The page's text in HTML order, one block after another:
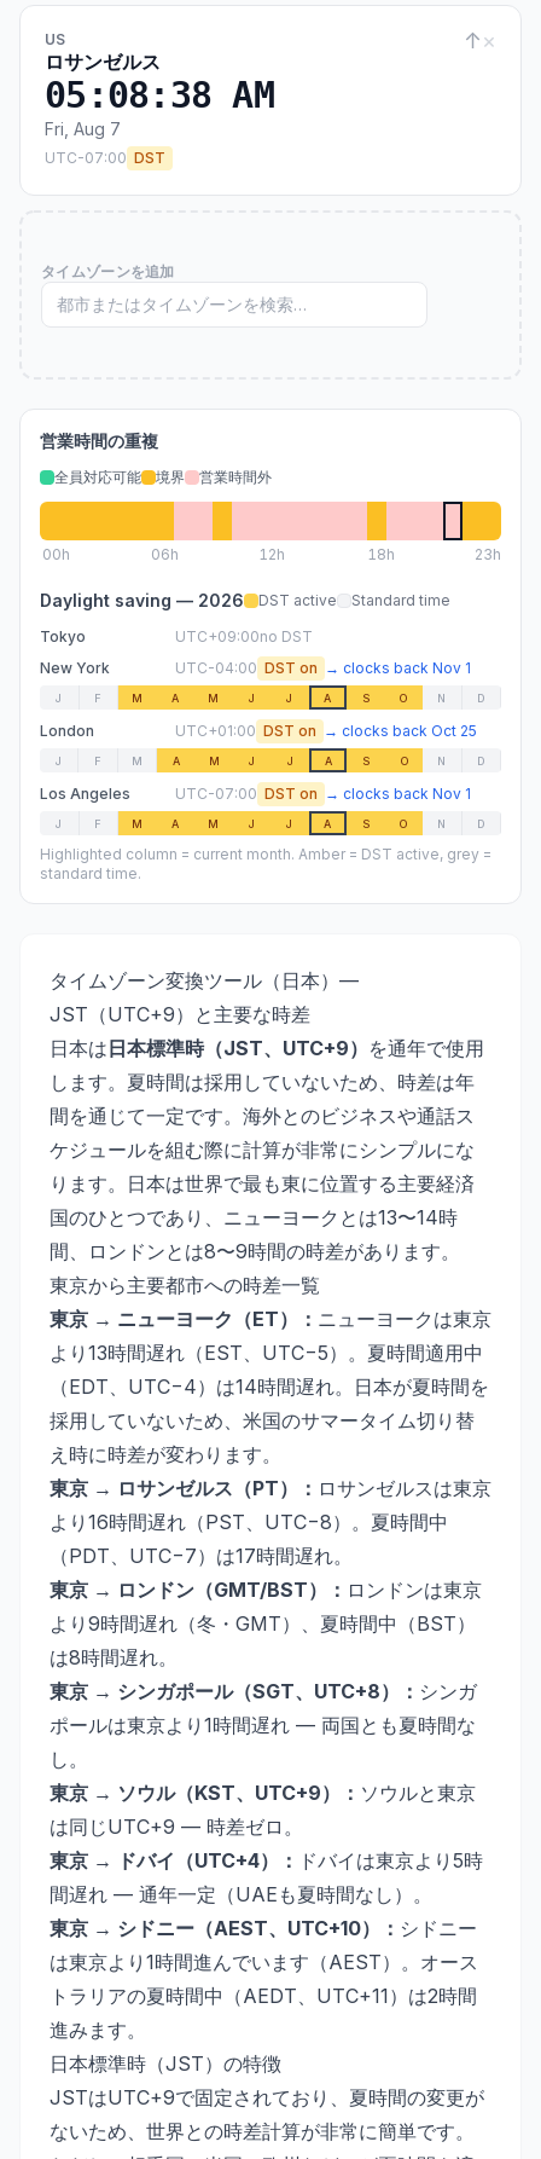
US
ロサンゼルス
↑×
05:08:39 AM
Fri, Aug 7
UTC-07:00 DST
タイムゾーンを追加
営業時間の重複
全員対応可能 境界 営業時間外
00h 06h 12h 18h 23h
Daylight saving — 2026 DST active
Standard time
Tokyo
UTC+09:00no DST
New York
UTC-04:00 DST on → clocks back Nov 1
J F M A M J J A S O N D
London UTC+01:00 DST on → clocks back Oct 25
J F M A M J J A S O N D
Los Angeles UTC-07:00 DST on → clocks back Nov 1
J F M A M J J A S O N D
Highlighted column = current month. Amber = DST active, grey =
standard time.
タイムゾーン変換ツール（日本）—
JST（UTC+9）と主要な時差
日本は 日本標準時（JST、UTC+9） を通年で使用
します。夏時間は採用していないため、時差は年
間を通じて一定です。海外とのビジネスや通話ス
ケジュールを組む際に計算が非常にシンプルにな
ります。日本は世界で最も東に位置する主要経済
国のひとつであり、ニューヨークとは13〜14時
間、ロンドンとは8〜9時間の時差があります。
東京から主要都市への時差一覧
東京 → ニューヨーク（ET）： ニューヨークは東京
より13時間遅れ（EST、UTC−5）。夏時間適用中
（EDT、UTC−4）は14時間遅れ。日本が夏時間を
採用していないため、米国のサマータイム切り替
え時に時差が変わります。
東京 → ロサンゼルス（PT）： ロサンゼルスは東京
より16時間遅れ（PST、UTC−8）。夏時間中
（PDT、UTC−7）は17時間遅れ。
東京 → ロンドン（GMT/BST）： ロンドンは東京
より9時間遅れ（冬・GMT）、夏時間中（BST）
は8時間遅れ。
東京 → シンガポール（SGT、UTC+8）： シンガ
ポールは東京より1時間遅れ — 両国とも夏時間な
し。
東京 → ソウル（KST、UTC+9）： ソウルと東京
は同じUTC+9 — 時差ゼロ。
東京 → ドバイ（UTC+4）： ドバイは東京より5時
間遅れ — 通年一定（UAEも夏時間なし）。
東京 → シドニー（AEST、UTC+10）： シドニー
は東京より1時間進んでいます（AEST）。オース
トラリアの夏時間中（AEDT、UTC+11）は2時間
進みます。
日本標準時（JST）の特徴
JSTはUTC+9で固定されており、夏時間の変更が
ないため、世界との時差計算が非常に簡単です。